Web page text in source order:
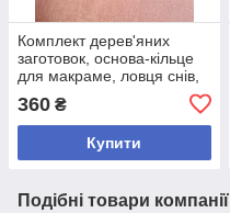
Комплект дерев'яних
заготовок, основа-кільце
для макраме, ловця снів,
360 ₴
Купити
Подібні товари компанії